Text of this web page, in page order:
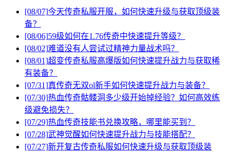
[08/07]今天传奇私服开服，如何快速升级与获取顶级装
备？
[08/06]59级如何在1.76传奇中快速提升等级？
[08/02]难道没有人尝试过精神力量战术吗？
[08/01]超变传奇私服高爆版如何快速提升战力与获取稀
有装备？
[07/31]真传奇无双ol新手如何快速提升战力与装备？
[07/30]热血传奇骷髅洞多少级开始掉经验？如何高效练
级避免损失？
[07/29]热血传奇技能书兑换攻略，哪里能买到？
[07/28]武神觉醒如何快速提升战力与技能搭配？
[07/27]新开复古传奇私服如何快速升级与获取顶级装